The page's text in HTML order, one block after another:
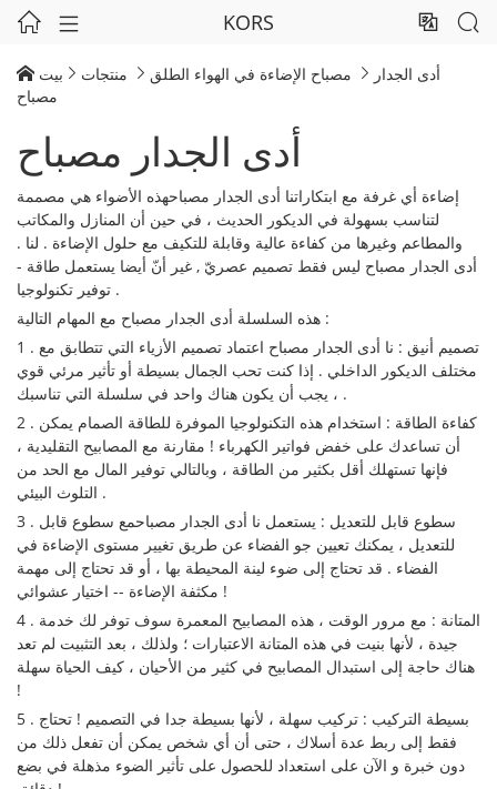
  KORS  
 بيت  منتجات  مصباح الإضاءة في الهواء الطلق  أدى الجدار
مصباح
أدى الجدار مصباح
إضاءة أي غرفة مع ابتكاراتنا أدى الجدار مصباحهذه الأضواء هي مصممة
لتناسب بسهولة في الديكور الحديث ، في حين أن المنازل والمكاتب
والمطاعم وغيرها من كفاءة عالية وقابلة للتكيف مع حلول الإضاءة . لنا .
أدى الجدار مصباح ليس فقط تصميم عصريّ , غير أنّ أيضا يستعمل طاقة -
توفير تكنولوجيا .
هذه السلسلة أدى الجدار مصباح مع المهام التالية :
1 . تصميم أنيق : نا أدى الجدار مصباح اعتماد تصميم الأزياء التي تتطابق مع
مختلف الديكور الداخلي . إذا كنت تحب الجمال بسيطة أو تأثير مرئي قوي
، يجب أن يكون هناك واحد في سلسلة التي تناسبك .
2 . كفاءة الطاقة : استخدام هذه التكنولوجيا الموفرة للطاقة الصمام يمكن
أن تساعدك على خفض فواتير الكهرباء ! مقارنة مع المصابيح التقليدية ،
فإنها تستهلك أقل بكثير من الطاقة ، وبالتالي توفير المال مع الحد من
التلوث البيئي .
3 . سطوع قابل للتعديل : يستعمل نا أدى الجدار مصباحمع سطوع قابل
للتعديل ، يمكنك تعيين جو الفضاء عن طريق تغيير مستوى الإضاءة في
الفضاء . قد تحتاج إلى ضوء لينة المحيطة بها ، أو قد تحتاج إلى مهمة
مكثفة الإضاءة -- اختيار عشوائي !
4 . المتانة : مع مرور الوقت ، هذه المصابيح المعمرة سوف توفر لك خدمة
جيدة ، لأنها بنيت في هذه المتانة الاعتبارات ؛ ولذلك ، بعد التثبيت لم تعد
هناك حاجة إلى استبدال المصابيح في كثير من الأحيان ، كيف الحياة سهلة
!
5 . بسيطة التركيب : تركيب سهلة ، لأنها بسيطة جدا في التصميم ! تحتاج
فقط إلى ربط عدة أسلاك ، حتى أن أي شخص يمكن أن تفعل ذلك من
دون خبرة و الآن على استعداد للحصول على تأثير الضوء مذهلة في بضع